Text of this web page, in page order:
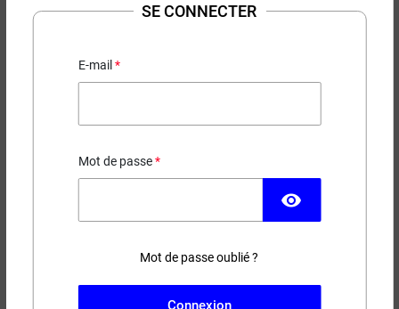
SE CONNECTER
E-mail
Mot de passe
visibility
Mot de passe oublié ?
Connexion
E-LIQUIDE LA PAUSE NOISETTE
(9 avis)
5,90 €
EN STOCK
Contenance Taux de nicotine